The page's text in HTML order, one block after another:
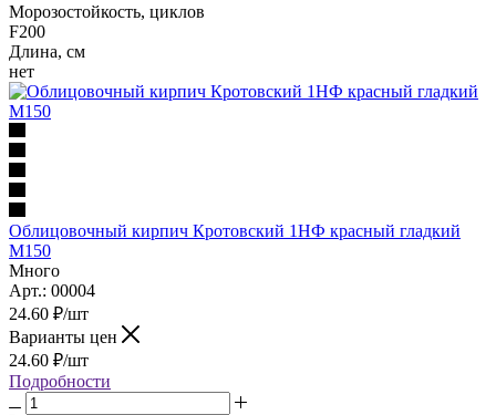
Морозостойкость, циклов
F200
Длина, см
нет
Облицовочный кирпич Кротовский 1НФ красный гладкий
М150
Много
Арт.: 00004
24.60 ₽/шт
Варианты цен
24.60 ₽/шт
Подробности